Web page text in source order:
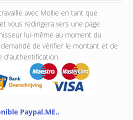
avec Mollie en tant que
vous redirigera vers une page
lui-même au moment du
de vérifier le montant et de
d'authentification.
Paypal.ME..